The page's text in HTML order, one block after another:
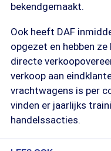
bekendgemaakt.
Ook heeft DAF
opgezet en hebben
directe
verkoop aan
vrachtwagens is per
vinden er jaarlijks
handelssacties.